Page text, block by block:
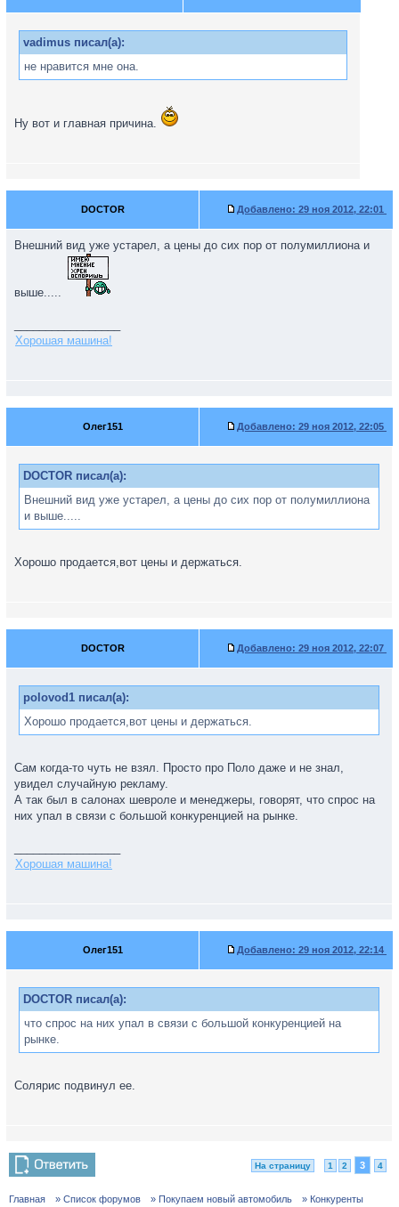
vadimus писал(а):
не нравится мне она.
Ну вот и главная причина.
DOCTOR Добавлено: 29 ноя 2012, 22:01
Внешний вид уже устарел, а цены до сих пор от полумиллиона и
выше.....
Хорошая машина!
Олег151 Добавлено: 29 ноя 2012, 22:05
DOCTOR писал(а):
Внешний вид уже устарел, а цены до сих пор от полумиллиона
и выше.....
Хорошо продается,вот цены и держаться.
DOCTOR Добавлено: 29 ноя 2012, 22:07
polovod1 писал(а):
Хорошо продается,вот цены и держаться.
Сам когда-то чуть не взял. Просто про Поло даже и не знал,
увидел случайную рекламу.
А так был в салонах шевроле и менеджеры, говорят, что спрос на
них упал в связи с большой конкуренцией на рынке.
Хорошая машина!
Олег151 Добавлено: 29 ноя 2012, 22:14
DOCTOR писал(а):
что спрос на них упал в связи с большой конкуренцией на
рынке.
Солярис подвинул ее.
На страницу 1 2 3 4
Главная » Список форумов » Покупаем новый автомобиль » Конкуренты